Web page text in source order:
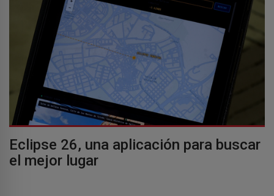
Eclipse 26, una aplicación para buscar
el mejor lugar